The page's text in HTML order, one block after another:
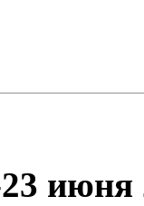
июня